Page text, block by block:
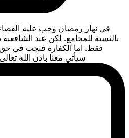
في نهار رمضان وجب عليه
بالنسبة للمجامع. لكن عند الشافعية
فقط. اما الكفارة فتجب في
سيأتي معنا باذن الله